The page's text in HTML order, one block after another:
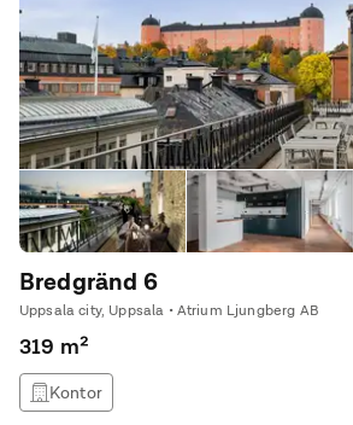
Bredgränd 6
Uppsala city, Uppsala • Atrium Ljungberg AB
319 m²
Kontor